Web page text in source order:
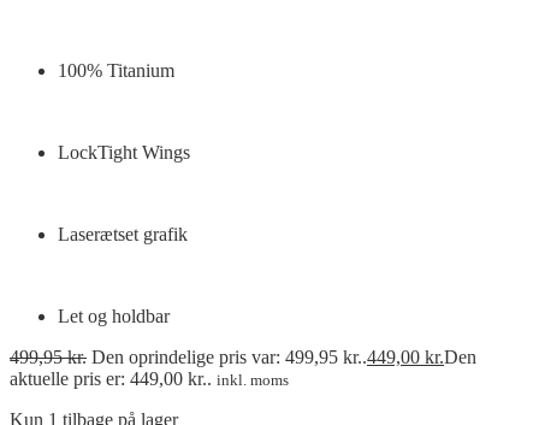
100% Titanium
LockTight Wings
Laserætset grafik
Let og holdbar
499,95kr. Den oprindelige pris var: 499,95 kr..449,00 kr.Den
aktuelle pris er: 449,00 kr.. inkl. moms
Kun 1 tilbage på lager